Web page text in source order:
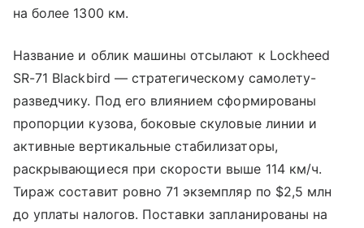
на более 1300 км.
Название и облик машины отсылают к Lockheed
SR-71 Blackbird — стратегическому самолету-
разведчику. Под его влиянием сформированы
пропорции кузова, боковые скуловые линии и
активные вертикальные стабилизаторы,
раскрывающиеся при скорости выше 114 км/ч.
Тираж составит ровно 71 экземпляр по $2,5 млн
до уплаты налогов. Поставки запланированы на